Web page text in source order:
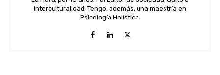
Interculturalidad. Tengo, además, una maestría en
Psicología Holística.